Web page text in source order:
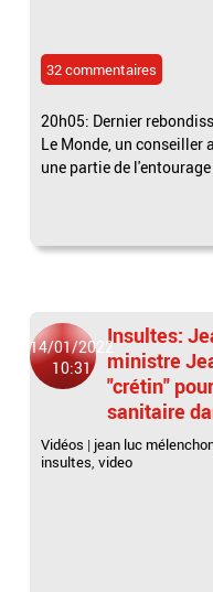
32 commentaires
20h05: Dernier
Le Monde, un
une partie de l'entourage
14/01/2022
10:31
Insultes:
ministre
"crétin"
sanitaire
Vidéos | jean luc
insultes,video